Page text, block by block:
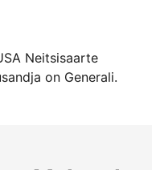
Neitsisaarte
on Generali.